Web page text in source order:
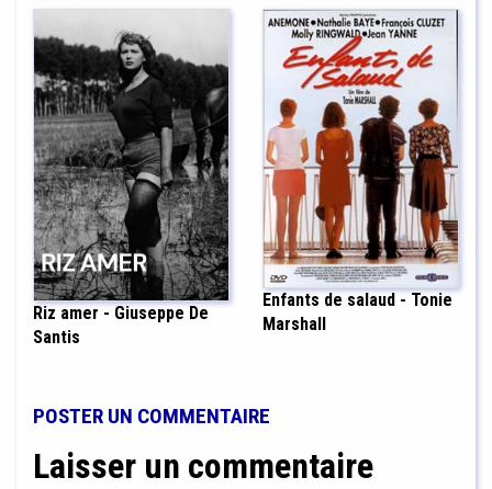
Riz amer - Giuseppe De
Santis
Enfants de salaud - Tonie
Marshall
POSTER UN COMMENTAIRE
Laisser un commentaire